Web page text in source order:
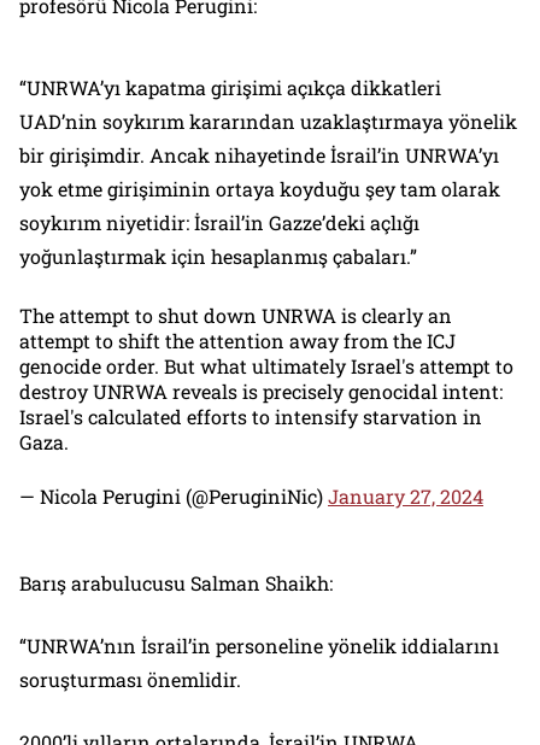
“UNRWA’yı kapatma girişimi açıkça dikkatleri
UAD’nin soykırım kararından uzaklaştırmaya yönelik
bir girişimdir. Ancak nihayetinde İsrail’in UNRWA’yı
yok etme girişiminin ortaya koyduğu şey tam olarak
soykırım niyetidir: İsrail’in Gazze’deki açlığı
yoğunlaştırmak için hesaplanmış çabaları.”
The attempt to shut down UNRWA is clearly an
attempt to shift the attention away from the ICJ
genocide order. But what ultimately Israel's attempt to
destroy UNRWA reveals is precisely genocidal intent:
Israel's calculated efforts to intensify starvation in
Gaza.
— Nicola Perugini (@PeruginiNic)January 27, 2024
Barış arabulucusu Salman Shaikh:
“UNRWA’nın İsrail’in personeline yönelik iddialarını
soruşturması önemlidir.